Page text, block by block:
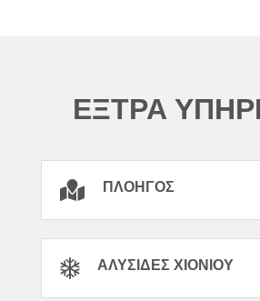
ΕΞΤΡΑ
ΠΛΟΗΓΌΣ
ΑΛΥΣΊΔΕΣ ΧΙΟΝΙΟΎ